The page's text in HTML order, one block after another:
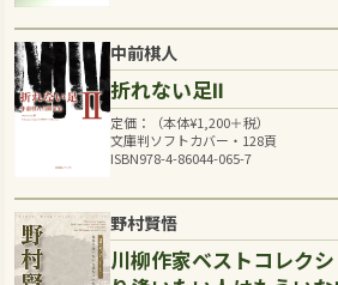
中前棋人
折れない足Ⅱ
定価：（本体¥1,200＋税）
文庫判ソフトカバー・128頁
ISBN978-4-86044-065-7
野村賢悟
川柳作家ベストコレク